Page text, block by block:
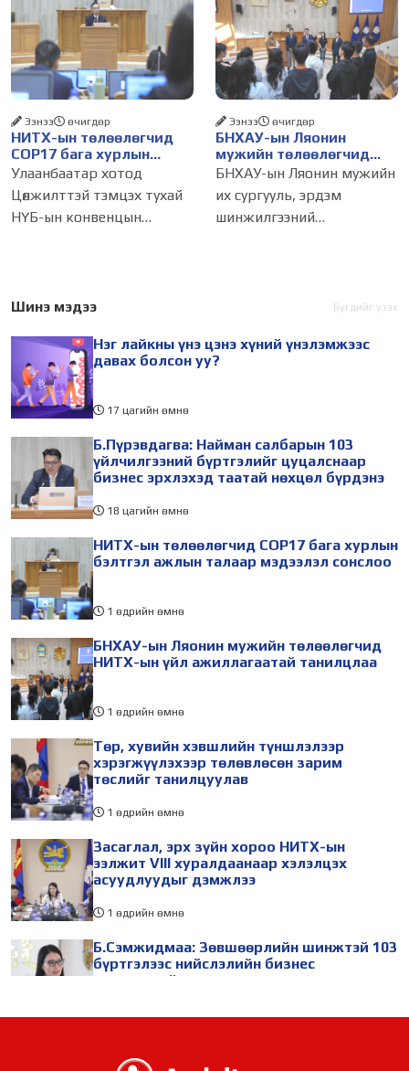
хүний үнэ цэнийг хүртэл
лайк, шэйр, дагагчийн
тоогоор хэмжих хандлага
газар авч
хүчингүй болгож,
зөвшөөрлийн шинжтэй 103
бүртгэлээс нийслэлийн
бизнес эрхлэгчдийг
НИТХ-ын төлөөлөгчид
COP17 бага хурлын
бэлтгэл ажлын талаар
мэдээлэл сонслоо
Ээнээ өчигдѳр
Улаанбаатар хотод
Цөлжилттэй тэмцэх тухай
НҮБ-ын конвенцын
зохион байгуулагдана.
Нийслэлийн
БНХАУ-ын Ляонин
мужийн төлөөлөгчид
НИТХ-ын үйл
танилцлаа
Ээнээ өчигдѳр
БНХАУ-ын Ляонин мужийн
их сургууль, эрдэм
шинжилгээний
төлөөлөгчид Монгол Улсад
айлчлалынхаа хүрээнд
Шинэ мэдээ Бүгдийг үзэх
Нэг лайкны үнэ цэнэ хүний үнэлэмжээс
давах болсон уу?
17 цагийн өмнө
Б.Пүрэвдагва: Найман салбарын 103
үйлчилгээний бүртгэлийг цуцалснаар
бизнес эрхлэхэд таатай нөхцөл бүрдэнэ
18 цагийн өмнө
НИТХ-ын төлөөлөгчид COP17 бага хурлын
бэлтгэл ажлын талаар мэдээлэл сонслоо
1 өдрийн өмнө
БНХАУ-ын Ляонин мужийн төлөөлөгчид
НИТХ-ын үйл ажиллагаатай танилцлаа
1 өдрийн өмнө
Төр, хувийн хэвшлийн түншлэлээр
хэрэгжүүлэхээр төлөвлөсөн зарим
төслийг танилцуулав
1 өдрийн өмнө
Засаглал, эрх зүйн хороо НИТХ-ын
ээлжит VIII хуралдаанаар хэлэлцэх
асуудлуудыг дэмжлээ
1 өдрийн өмнө
Б.Сэмжидмаа: Зөвшөөрлийн шинжтэй 103
бүртгэлээс нийслэлийн бизнес
эрхлэгчдийг чөлөөллөө
төсвийн талаарх ерөнхий хяналтын